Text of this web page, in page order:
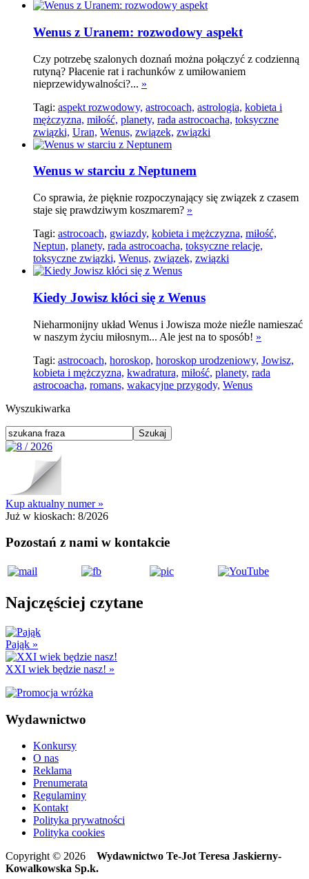
Wenus z Uranem: rozwodowy aspekt
Czy potrzebę szalonych doznań można połączyć z codzienną
rutyną? Płacenie rat i rachunków z umiłowaniem
nieprzewidywalności?... »
Tagi: aspekt rozwodowy, astrocoach, astrologia, kobieta i
mężczyzna, miłość, planety, rada astrocoacha, toksyczne
związki, Uran, Wenus, związek, związki
Wenus w starciu z Neptunem
Co sprawia, że pięknie rozpoczynający się związek z czasem
staje się prawdziwym koszmarem? »
Tagi: astrocoach, gwiazdy, kobieta i mężczyzna, miłość,
Neptun, planety, rada astrocoacha, toksyczne relacje,
toksyczne związki, Wenus, związek, związki
Kiedy Jowisz kłóci się z Wenus
Nieharmonijny układ Wenus i Jowisza może nieźle namieszać
w naszym życiu miłosnym... Ale jest na to sposób! »
Tagi: astrocoach, horoskop, horoskop urodzeniowy, Jowisz,
kobieta i mężczyzna, kwadratura, miłość, planety, rada
astrocoacha, romans, wakacyjne przygody, Wenus
Wyszukiwarka
Kup aktualny numer »
Już w kioskach: 8/2026
Pozostań z nami w kontakcie
Najczęściej czytane
Pająk »
XXI wiek będzie nasz! »
Wydawnictwo
Konkursy
O nas
Reklama
Prenumerata
Regulaminy
Kontakt
Polityka prywatności
Polityka cookies
Copyright © 2026 Wydawnictwo Te-Jot Teresa Jaskierny-
Kowalkowska Sp.k.